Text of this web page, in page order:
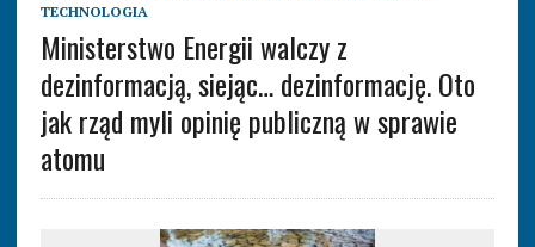
TECHNOLOGIA
Ministerstwo Energii walczy z
dezinformacją, siejąc… dezinformację. Oto
jak rząd myli opinię publiczną w sprawie
atomu